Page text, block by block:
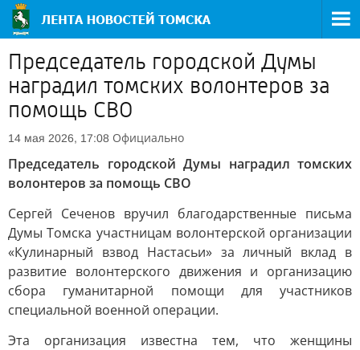
Председатель городской Думы
наградил томских волонтеров за
помощь СВО
14 мая 2026, 17:08 Официально
Председатель городской Думы наградил томских
волонтеров за помощь СВО
Сергей Сеченов вручил благодарственные письма
Думы Томска участницам волонтерской организации
«Кулинарный взвод Настасьи» за личный вклад в
развитие волонтерского движения и организацию
сбора гуманитарной помощи для участников
специальной военной операции.
Эта организация известна тем, что женщины